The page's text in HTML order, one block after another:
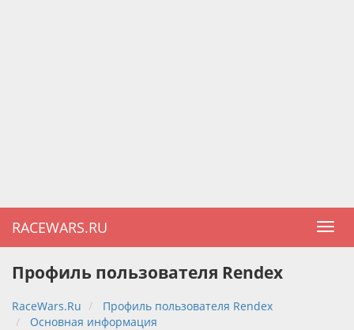
RACEWARS.RU
Профиль пользователя Rendex
RaceWars.Ru
Профиль пользователя Rendex
Основная информация